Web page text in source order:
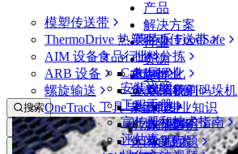
产品
模塑传送带
ThermoDrive 热塑驱动传送带
AIM 设备
ARB 设备
螺旋输送
OneTrack 工具与组件
解决方案
英特乐 FoodSafe
批料分拣
布局优化
从包装机到码垛机
专业知识
服务
技术
行业
食品行业
禽肉行业
鱼类和海鲜
果蔬行业
烘焙行业
休闲食品
资源
CalcLab
安装说明
工程手册
宣传册和技术指南
评估表
支持
联系我们
保证
政策声明
常见问题
搜索
打开菜单
模塑传送带